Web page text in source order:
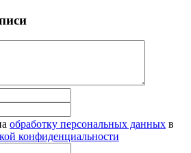
обработку персональных данных в
конфиденциальности